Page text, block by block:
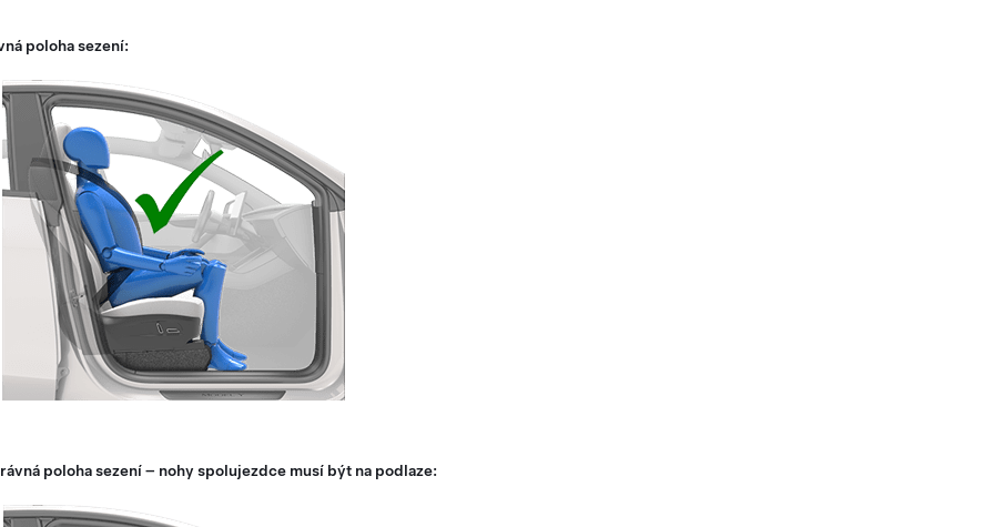
poloha sezení:
poloha sezení – nohy spolujezdce musí být na podlaze: